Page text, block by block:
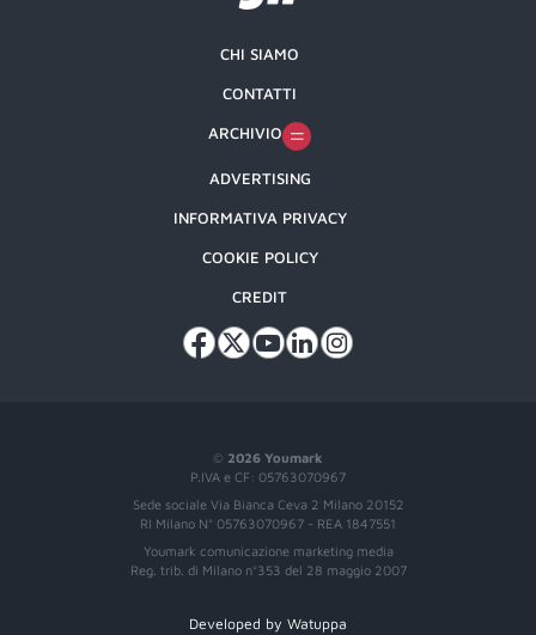
© 2026 Youmark
P.IVA e CF: 05763070967
Sede sociale Via Bianca Ceva 2 Milano 20152
RI Milano N° 05763070967 - REA 1847551
Youmark comunicazione marketing media
Reg. trib. di Milano n°353 del 28 maggio 2007
CHI SIAMO
CONTATTI
ARCHIVIO
ADVERTISING
INFORMATIVA PRIVACY
COOKIE POLICY
CREDIT
Developed by Watuppa